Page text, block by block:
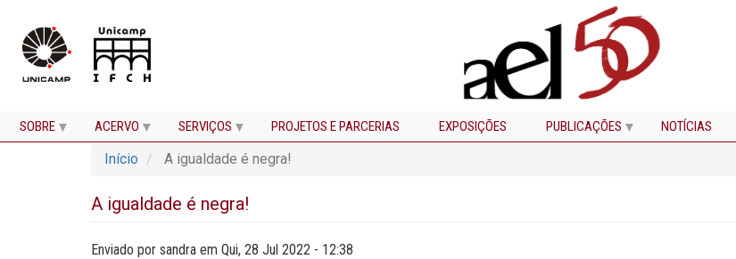
Pular
SOBRE ACERVO SERVIÇOS PROJETOS E PARCERIAS EXPOSIÇÕES PUBLICAÇÕES NOTÍCIAS
Início A igualdade é negra!
A igualdade é negra!
Enviado por sandra em Qui, 28 Jul 2022 - 12:38